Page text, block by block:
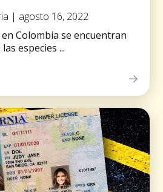
| agosto 16, 2022
en Colombia se encuentran
especies ...